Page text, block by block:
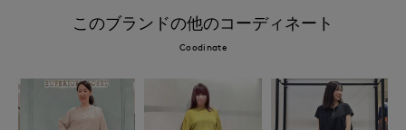
このブランドの他のコーディネート
Coodinate